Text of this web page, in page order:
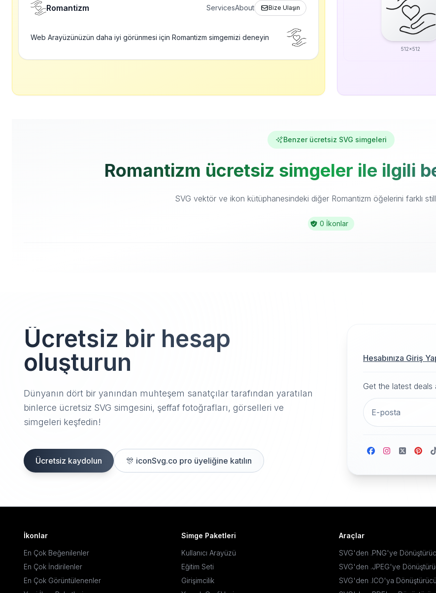
Romantizm ServicesAbout Bize Ulaşın
Web Arayüzünüzün daha iyi görünmesi için Romantizm simgemizi deneyin
512x512
Benzer ücretsiz SVG simgeleri
Romantizm ücretsiz simgeler ile ilgili
SVG vektör ve ikon kütüphanesindeki diğer Romantizm öğelerini farklı
0 İkonlar
Ücretsiz bir hesap
oluşturun
Dünyanın dört bir yanından muhteşem sanatçılar tarafından yaratılan
binlerce ücretsiz SVG simgesini, şeffaf fotoğrafları, görselleri ve
simgeleri keşfedin!
Ücretsiz kaydolun 🎊 iconSvg.co pro üyeliğine katılın
Hesabınıza Giriş
Get the latest deals
İkonlar
En Çok Beğenilenler
En Çok İndirilenler
En Çok Görüntülenenler
Simge Paketleri
Kullanıcı Arayüzü
Eğitim Seti
Girişimcilik
Araçlar
SVG'den .PNG'ye
SVG'den .JPEG'ye
SVG'den .ICO'ya Dönüştürücü